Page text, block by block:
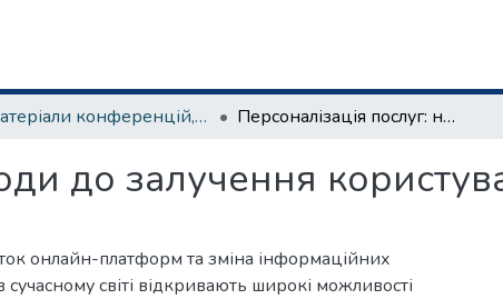
матеріали конференцій, семінарів, круглих столів та ін. Персоналізація послуг: нові підходи до залучення користувачів
до залучення
онлайн-платформ та зміна інформаційних
сучасному світі відкривають широкі можливості